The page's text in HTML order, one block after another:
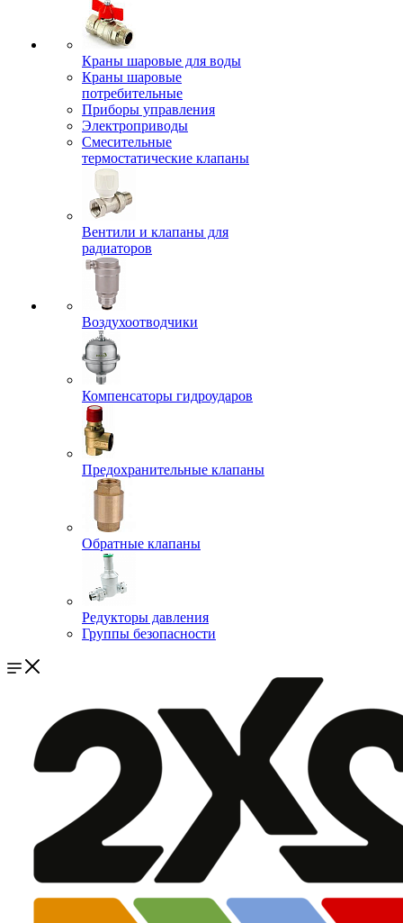
Краны шаровые для воды
Краны шаровые
потребительные
Приборы управления
Электроприводы
Смесительные
термостатические клапаны
Вентили и клапаны для
радиаторов
Воздухоотводчики
Компенсаторы гидроударов
Предохранительные клапаны
Обратные клапаны
Редукторы давления
Группы безопасности